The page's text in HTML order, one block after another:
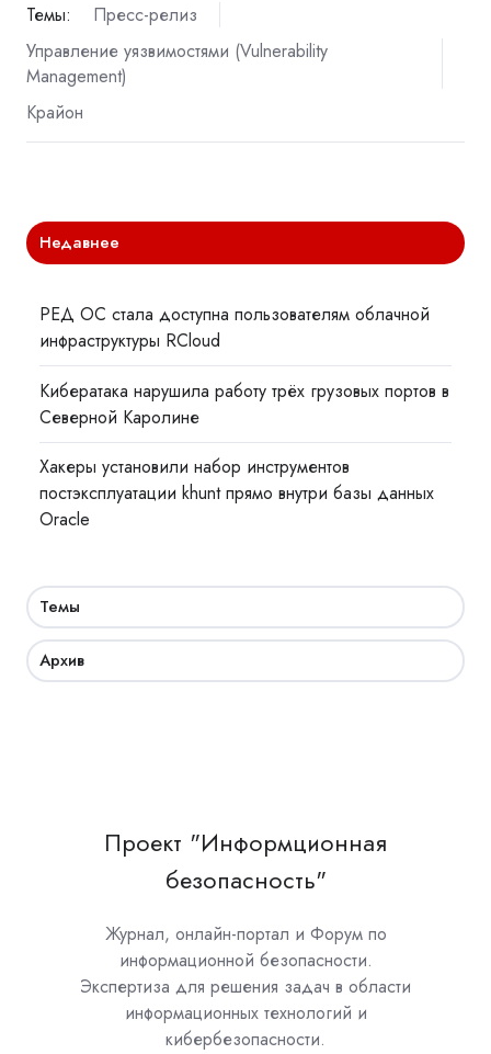
Темы:
Пресс-релиз
Управление уязвимостями (Vulnerability
Management)
Крайон
Недавнее
РЕД ОС стала доступна пользователям облачной
инфраструктуры RCloud
Кибератака нарушила работу трёх грузовых портов в
Северной Каролине
Хакеры установили набор инструментов
постэксплуатации khunt прямо внутри базы данных
Oracle
Темы
Архив
Проект "Информционная
безопасность"
Журнал, онлайн-портал и Форум по
информационной безопасности.
Экспертиза для решения задач в области
информационных технологий и
кибербезопасности.